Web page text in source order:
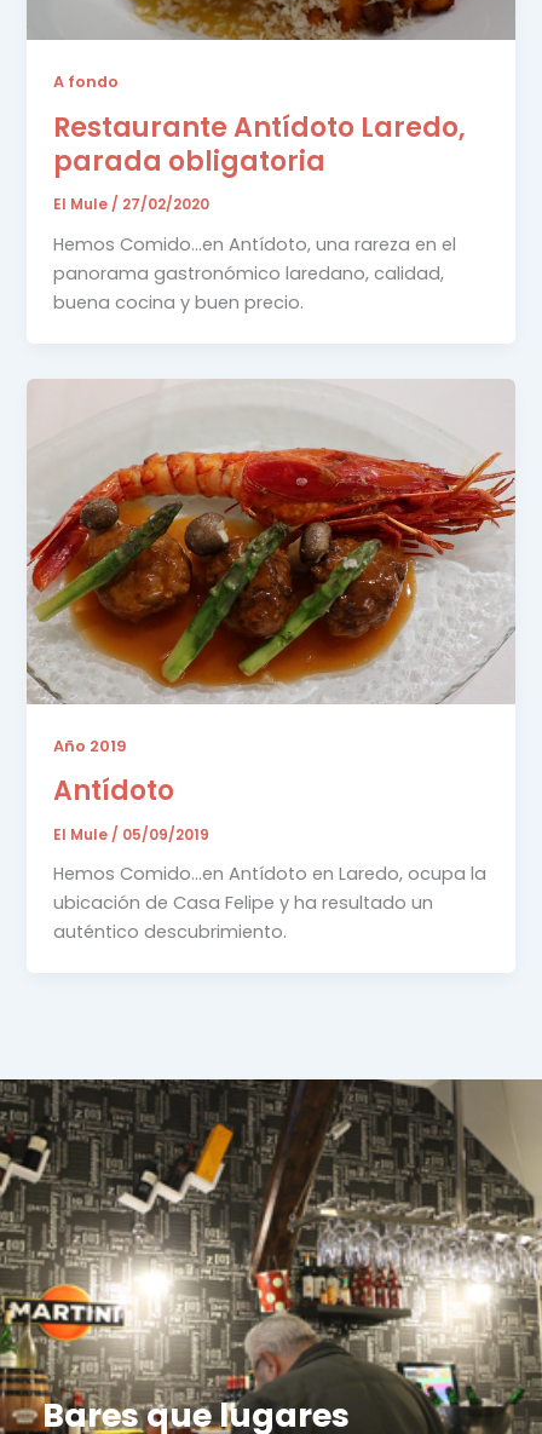
A fondo
Restaurante Antídoto Laredo,
parada obligatoria
El Mule / 27/02/2020
Hemos Comido…en Antídoto, una rareza en el
panorama gastronómico laredano, calidad,
buena cocina y buen precio.
Año 2019
Antídoto
El Mule / 05/09/2019
Hemos Comido…en Antídoto en Laredo, ocupa la
ubicación de Casa Felipe y ha resultado un
auténtico descubrimiento.
Bares que lugares